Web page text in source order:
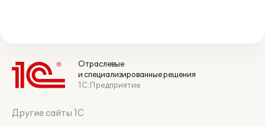
Отраслевые
и специализированные решения
1С:Предприятие
Другие сайты 1С